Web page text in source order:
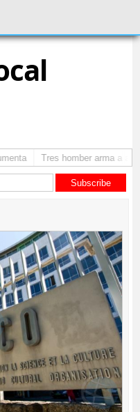
Tres homber arma a
Subscribe